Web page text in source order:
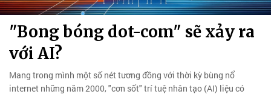
"Bong bóng dot-com" sẽ xảy ra
với AI?
Mang trong mình một số nét tương đồng với thời kỳ bùng nổ
internet những năm 2000, "cơn sốt" trí tuệ nhân tạo (AI) liệu có